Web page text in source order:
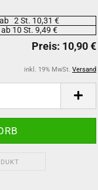
ab 2 St. 10,31 €
ab 10 St. 9,49 €
inkl. 19% MwSt. Versand